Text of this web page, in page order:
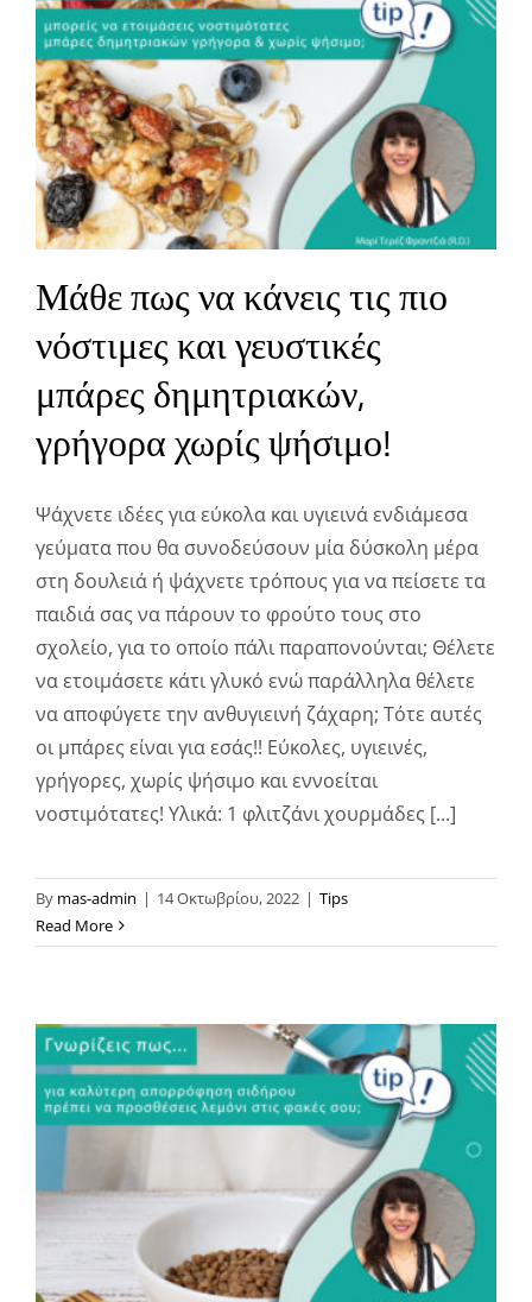
Μάθε πως να κάνεις τις πιο
νόστιμες και γευστικές
μπάρες δημητριακών,
γρήγορα χωρίς ψήσιμο!
Ψάχνετε ιδέες για εύκολα και υγιεινά ενδιάμεσα
γεύματα που θα συνοδεύσουν μία δύσκολη μέρα
στη δουλειά ή ψάχνετε τρόπους για να πείσετε τα
παιδιά σας να πάρουν το φρούτο τους στο
σχολείο, για το οποίο πάλι παραπονούνται; Θέλετε
να ετοιμάσετε κάτι γλυκό ενώ παράλληλα θέλετε
να αποφύγετε την ανθυγιεινή ζάχαρη; Τότε αυτές
οι μπάρες είναι για εσάς!! Εύκολες, υγιεινές,
γρήγορες, χωρίς ψήσιμο και εννοείται
νοστιμότατες! Υλικά: 1 φλιτζάνι χουρμάδες [...]
By mas-admin | 14 Οκτωβρίου, 2022 | Tips
Read More